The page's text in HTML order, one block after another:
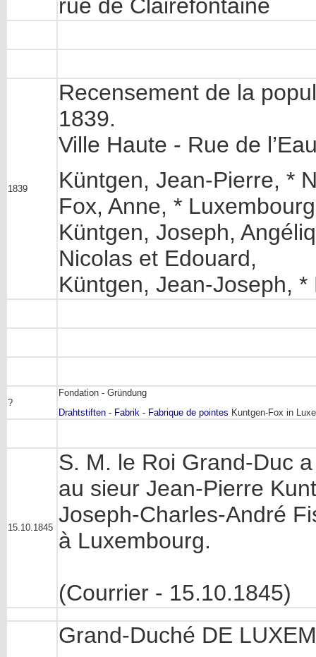
rue de Clairefontaine
1839
Recensement de la
1839.
Ville Haute - Rue de
Küntgen, Jean-Pierre, *
Fox, Anne, * Luxembourg
Küntgen, Joseph,
Nicolas et Edouard,
Küntgen, Jean-Joseph,
?
Fondation - Gründung
Drahtstiften - Fabrik - Fabrique de pointes Kuntgen-Fox in
15.10.1845
S. M. le Roi Grand-Duc
au sieur Jean-Pierre
Joseph-Charles-André
à Luxembourg.
(Courrier - 15.10.1845)
Grand-Duché DE